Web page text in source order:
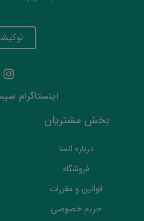
اینستاگرام
بخش مشتریان
درباره السا
فروشگاه
قوانین و مقررات
حریم خصوصی